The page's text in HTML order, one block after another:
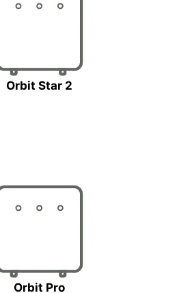
Orbit Star 2
Orbit Pro